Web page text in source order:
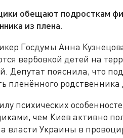
обещают подросткам
из плена.
Госдумы Анна
вербовкой детей на
Депутат пояснила, что
пленённого
психических
чем Киев активно
власти Украины в